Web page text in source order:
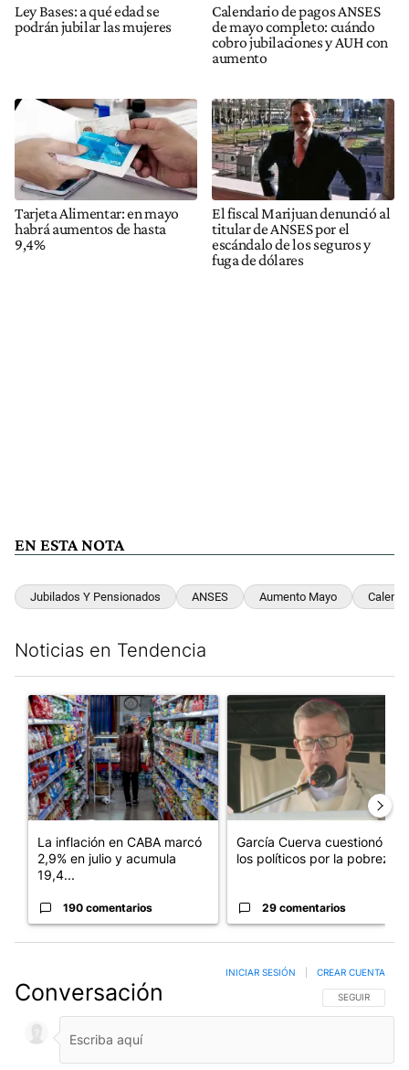
Ley Bases: a qué edad se
podrán jubilar las mujeres
Calendario de pagos ANSES
de mayo completo: cuándo
cobro jubilaciones y AUH con
aumento
Tarjeta Alimentar: en mayo
habrá aumentos de hasta
9,4%
El fiscal Marijuan denunció al
titular de ANSES por el
escándalo de los seguros y
fuga de dólares
EN ESTA NOTA
Jubilados Y Pensionados ANSES Aumento Mayo
Noticias en Tendencia
Un artículo de tendencia con el título "La inflación en CABA
La inflación en CABA marcó
2,9% en julio y acumula
19,4...
190 comentarios
Un artículo de tendencia con
García Cuerva cuestionó a
los políticos por la pobreza
29 comentarios
Conversación SIGA ESTA
SEGUIR
INICIAR SESIÓN CREAR CUENTA